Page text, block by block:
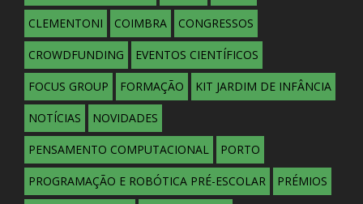
CLEMENTONI COIMBRA CONGRESSOS
CROWDFUNDING EVENTOS CIENTÍFICOS
FOCUS GROUP FORMAÇÃO KIT JARDIM DE INFÂNCIA
NOTÍCIAS NOVIDADES
PENSAMENTO COMPUTACIONAL PORTO
PROGRAMAÇÃO E ROBÓTICA PRÉ-ESCOLAR PRÉMIOS